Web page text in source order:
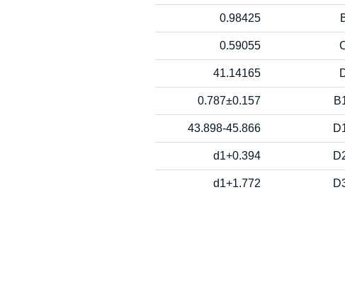
0.98425
0.59055
41.14165
0.787±0.157
43.898-45.866
d1+0.394
d1+1.772